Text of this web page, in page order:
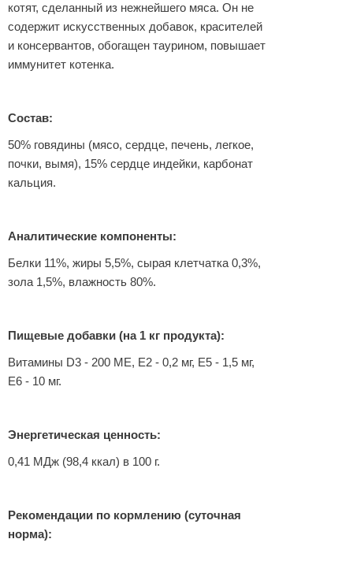
котят, сделанный из нежнейшего мяса. Он не
содержит искусственных добавок, красителей
и консервантов, обогащен таурином, повышает
иммунитет котенка.
Состав:
50% говядины (мясо, сердце, печень, легкое,
почки, вымя), 15% сердце индейки, карбонат
кальция.
Аналитические компоненты:
Белки 11%, жиры 5,5%, сырая клетчатка 0,3%,
зола 1,5%, влажность 80%.
Пищевые добавки (на 1 кг продукта):
Витамины D3 - 200 МЕ, E2 - 0,2 мг, E5 - 1,5 мг,
E6 - 10 мг.
Энергетическая ценность:
0,41 МДж (98,4 ккал) в 100 г.
Рекомендации по кормлению (суточная
норма):